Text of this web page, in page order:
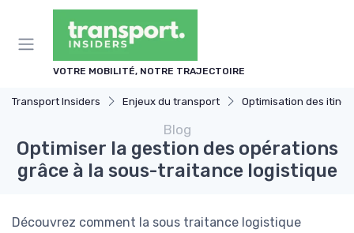
VOTRE MOBILITÉ, NOTRE TRAJECTOIRE
Transport Insiders Enjeux du transport Optimisation des
Blog
Optimiser la gestion des opérations
grâce à la sous-traitance logistique
Découvrez comment la sous traitance logistique
Panneau de gestion des cookies